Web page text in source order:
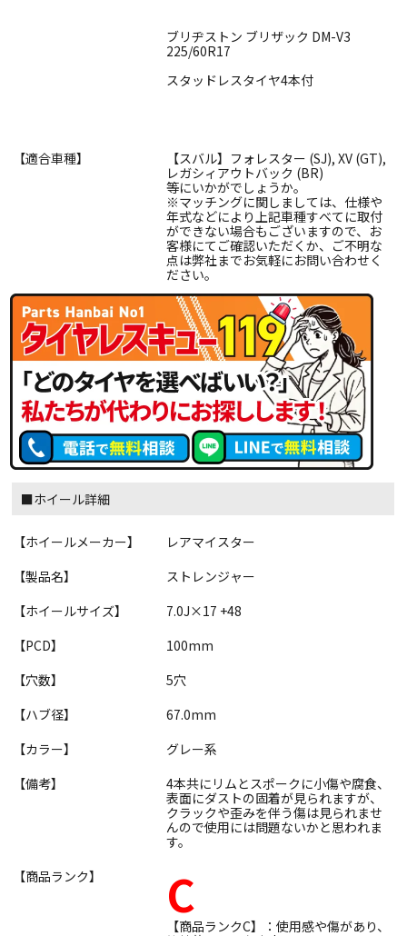
ブリヂストン ブリザック DM-V3
225/60R17
スタッドレスタイヤ4本付
【適合車種】
【スバル】フォレスター (SJ), XV (GT),
レガシィアウトバック (BR)
等にいかがでしょうか。
※マッチングに関しましては、仕様や
年式などにより上記車種すべてに取付
ができない場合もございますので、お
客様にてご確認いただくか、ご不明な
点は弊社までお気軽にお問い合わせく
ださい。
■ホイール詳細
【ホイールメーカー】
レアマイスター
【製品名】
ストレンジャー
【ホイールサイズ】
7.0J×17 +48
【PCD】
100mm
【穴数】
5穴
【ハブ径】
67.0mm
【カラー】
グレー系
【備考】
4本共にリムとスポークに小傷や腐食、
表面にダストの固着が見られますが、
クラックや歪みを伴う傷は見られませ
んので使用には問題ないかと思われま
す。
【商品ランク】
C
【商品ランクC】：使用感や傷があり、